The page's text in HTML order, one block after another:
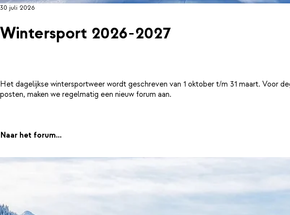
30 juli 2026
Wintersport 2026-2027
Het dagelijkse wintersportweer wordt geschreven van 1 oktober t/m 31 maart. Voor
posten, maken we regelmatig een nieuw forum aan.
Naar het forum...